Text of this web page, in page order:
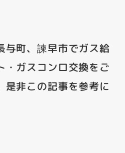
与町、諫早市でガス給
・ガスコンロ交換をご
是非この記事を参考に